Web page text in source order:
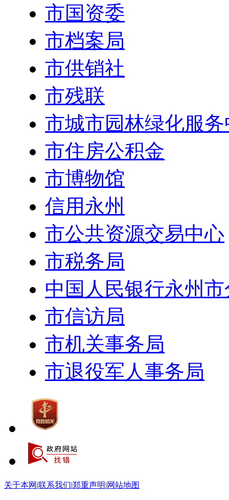
市国资委
市档案局
市供销社
市残联
市城市园林绿化服
市住房公积金
市博物馆
信用永州
市公共资源交易中心
市税务局
中国人民银行永州
市信访局
市机关事务局
市退役军人事务局
关于本网 |联系我们|郑重声明|网站地图